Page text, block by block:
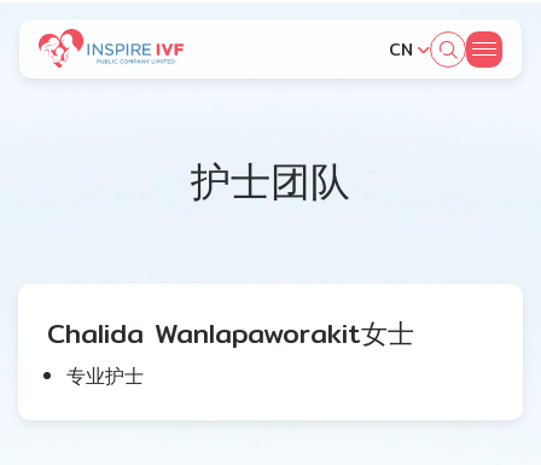
CN
护士团队
Chalida Wanlapaworakit女士
专业护士